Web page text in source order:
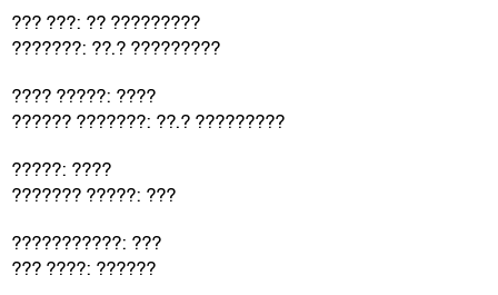
??? ???: ?? ?????????
???????: ??.? ?????????
???? ?????: ????
?????? ???????: ??.? ?????????
?????: ????
??????? ?????: ???
???????????: ???
??? ????: ??????